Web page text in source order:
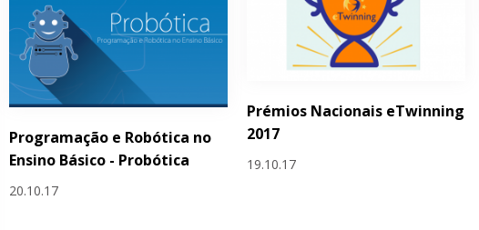
Programação e Robótica no
Ensino Básico - Probótica
20.10.17
Prémios Nacionais eTwinning
2017
19.10.17